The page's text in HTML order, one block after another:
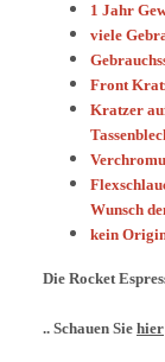
1 Jahr
viele
Front
Kratzer
Wunsch
kein
Die Rocket
.. Schauen Sie hier